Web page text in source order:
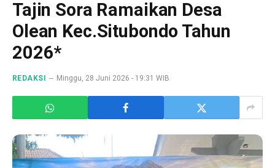
Tajin Sora Ramaikan Desa
Olean Kec.Situbondo Tahun
2026*
REDAKSI Minggu, 28 Juni 2026 - 19:31 WIB